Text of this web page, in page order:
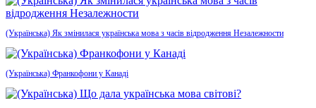
(Українська) Як змінилася українська мова з часів відродження Незалежности
(Українська) Франкофони у Канаді